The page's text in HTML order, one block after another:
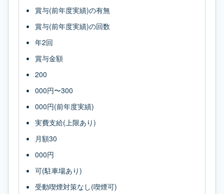
賞与(前年度実績)の有無
賞与(前年度実績)の回数
年2回
賞与金額
200
000円〜300
000円(前年度実績)
実費支給(上限あり)
月額30
000円
可(駐車場あり)
受動喫煙対策なし(喫煙可)